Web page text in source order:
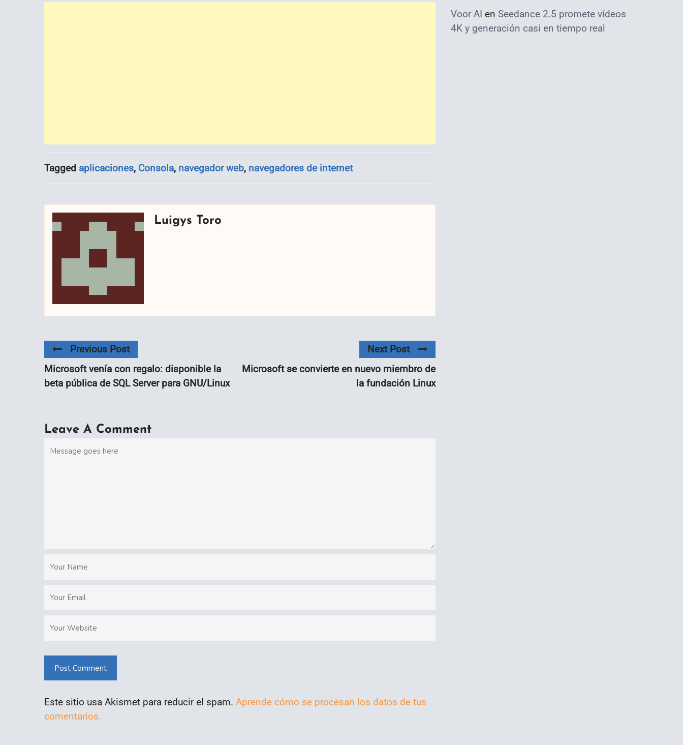
Tagged aplicaciones, Consola, navegador web, navegadores de internet
Luigys Toro
Previous Post
Microsoft venía con regalo: disponible la
beta pública de SQL Server para GNU/Linux
Next Post
Microsoft se convierte en nuevo miembro de
la fundación Linux
Leave A Comment
Post Comment
Este sitio usa Akismet para reducir el spam. Aprende cómo se procesan los datos de tus
comentarios.
Voor AI en Seedance 2.5 promete vídeos
4K y generación casi en tiempo real